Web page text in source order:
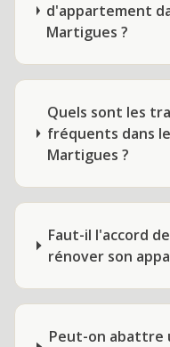
d'appartement
Martigues ?
Quels sont les
fréquents dans
Martigues ?
Faut-il l'accord
rénover son
Peut-on abattre